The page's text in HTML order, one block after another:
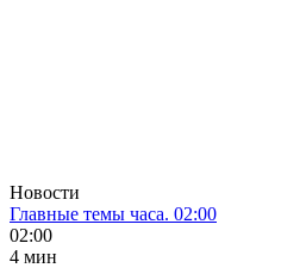
Новости
Главные темы часа. 02:00
02:00
4 мин